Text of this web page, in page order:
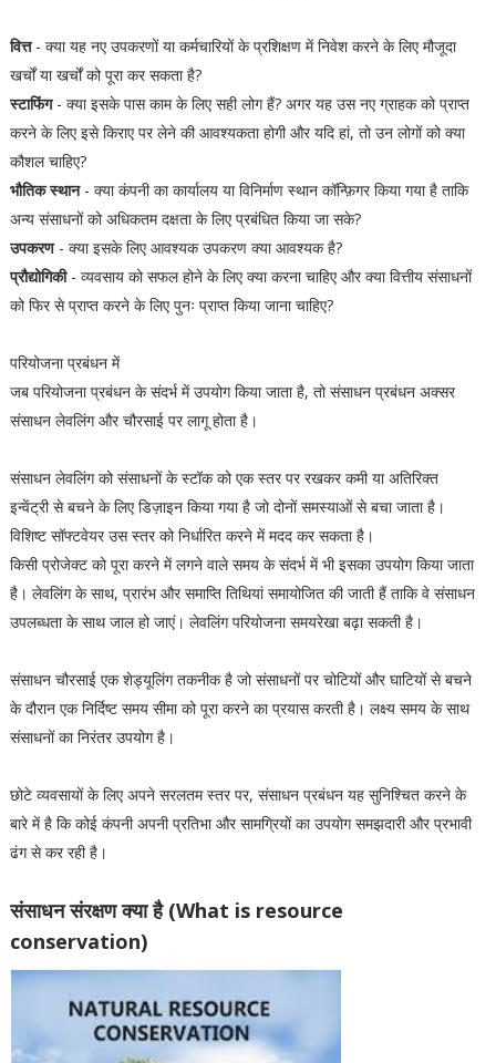
वित्त- क्या यह नए उपकरणों या कर्मचारियों के प्रशिक्षण में निवेश करने के लिए मौजूदा
खर्चों या खर्चों को पूरा कर सकता है?
स्टाफिंग- क्या इसके पास काम के लिए सही लोग हैं? अगर यह उस नए ग्राहक को प्राप्त
करने के लिए इसे किराए पर लेने की आवश्यकता होगी और यदि हां, तो उन लोगों को क्या
कौशल चाहिए?
भौतिक स्थान- क्या कंपनी का कार्यालय या विनिर्माण स्थान कॉन्फ़िगर किया गया है ताकि
अन्य संसाधनों को अधिकतम दक्षता के लिए प्रबंधित किया जा सके?
उपकरण - क्या इसके लिए आवश्यक उपकरण क्या आवश्यक है?
प्रौद्योगिकी- व्यवसाय को सफल होने के लिए क्या करना चाहिए और क्या वित्तीय संसाधनों
को फिर से प्राप्त करने के लिए पुनः प्राप्त किया जाना चाहिए?
परियोजना प्रबंधन में
जब परियोजना प्रबंधन के संदर्भ में उपयोग किया जाता है, तो संसाधन प्रबंधन अक्सर
संसाधन लेवलिंग और चौरसाई पर लागू होता है।
संसाधन लेवलिंग को संसाधनों के स्टॉक को एक स्तर पर रखकर कमी या अतिरिक्त
इन्वेंट्री से बचने के लिए डिज़ाइन किया गया है जो दोनों समस्याओं से बचा जाता है।
विशिष्ट सॉफ्टवेयर उस स्तर को निर्धारित करने में मदद कर सकता है।
किसी प्रोजेक्ट को पूरा करने में लगने वाले समय के संदर्भ में भी इसका उपयोग किया जाता
है। लेवलिंग के साथ, प्रारंभ और समाप्ति तिथियां समायोजित की जाती हैं ताकि वे संसाधन
उपलब्धता के साथ जाल हो जाएं। लेवलिंग परियोजना समयरेखा बढ़ा सकती है।
संसाधन चौरसाई एक शेड्यूलिंग तकनीक है जो संसाधनों पर चोटियों और घाटियों से बचने
के दौरान एक निर्दिष्ट समय सीमा को पूरा करने का प्रयास करती है। लक्ष्य समय के साथ
संसाधनों का निरंतर उपयोग है।
छोटे व्यवसायों के लिए अपने सरलतम स्तर पर, संसाधन प्रबंधन यह सुनिश्चित करने के
बारे में है कि कोई कंपनी अपनी प्रतिभा और सामग्रियों का उपयोग समझदारी और प्रभावी
ढंग से कर रही है।
संसाधन संरक्षण क्या है (What is resource
conservation)